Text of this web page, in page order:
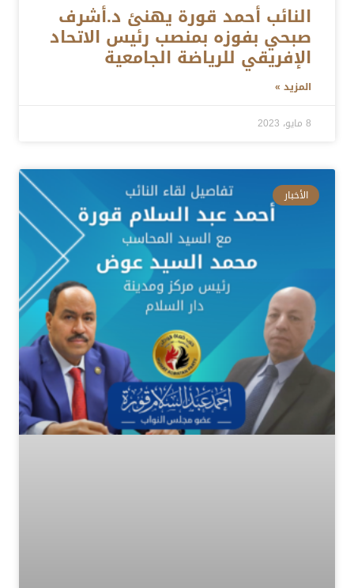
النائب أحمد قورة يهنئ د.أشرف
صبحي بفوزه بمنصب رئيس الاتحاد
الإفريقي للرياضة الجامعية
المزيد »
8 مايو، 2023
الأخبار